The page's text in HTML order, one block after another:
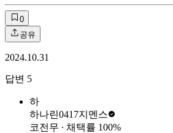
0
공유
2024.10.31
답변 5
하
하나린0417지멘스
코전무 ∙ 채택률 100%